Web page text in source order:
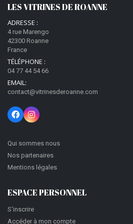
LES VITRINES DE ROANNE
ADRESSE :
4 rue Marengo
42300 Roanne
France
TÉLÉPHONE :
04 77 44 54 66
EMAIL:
contact@vitrinesderoanne.com
Qui sommes nous
Nos partenaires
Mentions légales
ESPACE PERSONNEL
S'inscrire
Accéder à mon compte